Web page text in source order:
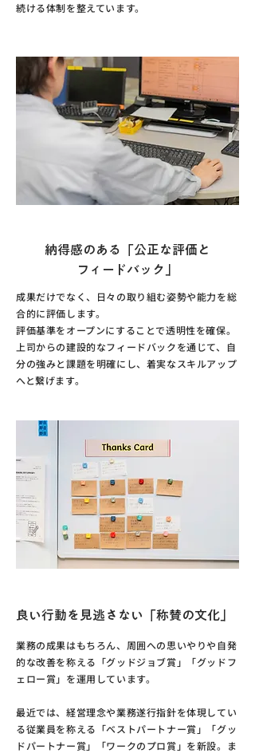
続ける体制を整えています。
納得感のある「公正な評価と
フィードバック」
成果だけでなく、日々の取り組む姿勢や能力を総
合的に評価します。
評価基準をオープンにすることで透明性を確保。
上司からの建設的なフィードバックを通じて、自
分の強みと課題を明確にし、着実なスキルアップ
へと繋げます。
良い行動を見逃さない「称賛の文化」
業務の成果はもちろん、周囲への思いやりや自発
的な改善を称える「グッドジョブ賞」「グッドフ
ェロー賞」を運用しています。
最近では、経営理念や業務遂行指針を体現してい
る従業員を称える「ベストパートナー賞」「グッ
ドパートナー賞」「ワークのプロ賞」を新設。ま